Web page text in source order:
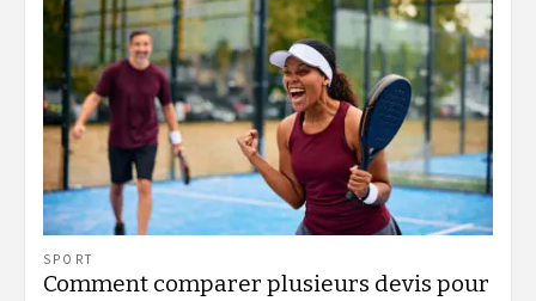
SPORT
Comment comparer plusieurs devis pour